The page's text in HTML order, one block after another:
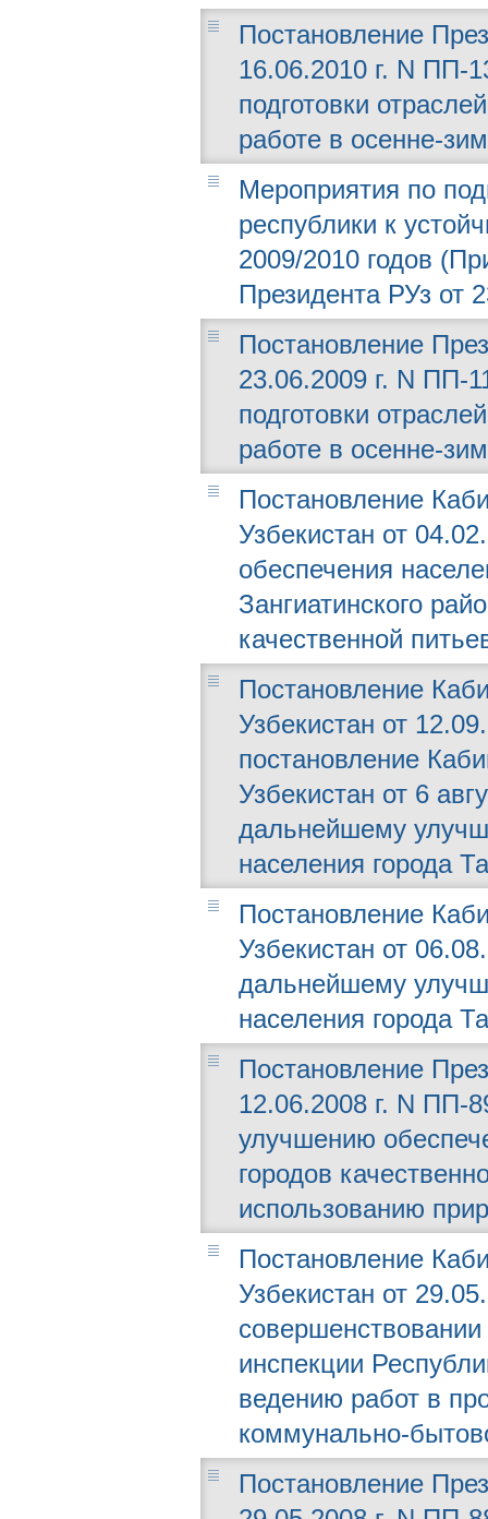
Постановление
16.06.2010 г. N ПП-
подготовки
работе в осенне-
Мероприятия по
республики к
2009/2010 годов
Президента РУз от
Постановление
23.06.2009 г. N ПП-
подготовки
работе в осенне-
Постановление
Узбекистан от
обеспечения
Зангиатинского
качественной
Постановление
Узбекистан от
постановление
Узбекистан от 6
дальнейшему
населения города
Постановление
Узбекистан от
дальнейшему
населения города
Постановление
12.06.2008 г. N ПП-
улучшению
городов
использованию
Постановление
Узбекистан от
совершенствовании
инспекции
ведению работ в
коммунально-
Постановление